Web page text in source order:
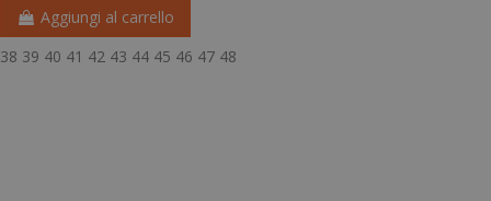
Aggiungi al carrello
38 39 40 41 42 43 44 45 46 47 48